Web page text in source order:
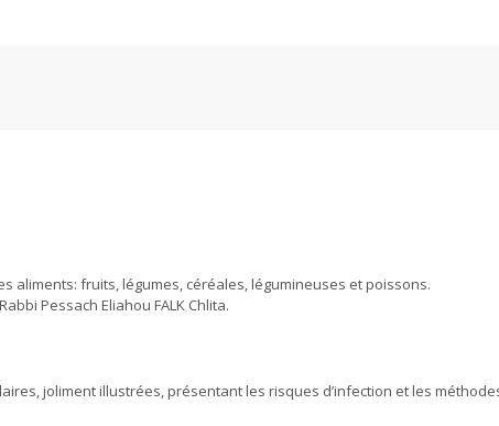
aliments: fruits, légumes, céréales, légumineuses et poissons.
Pessach Eliahou FALK Chlita.
joliment illustrées, présentant les risques d’infection et les